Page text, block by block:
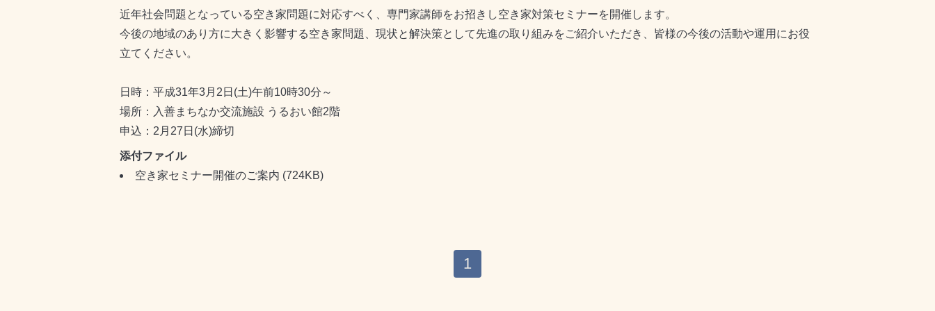
近年社会問題となっている空き家問題に対応すべく、専門家講師をお招きし空き家対策セミナーを開催します。
今後の地域のあり方に大きく影響する空き家問題、現状と解決策として先進の取り組みをご紹介いただき、皆様の今後の活動や運用にお役
立てください。
日時：平成31年3月2日(土)午前10時30分～
場所：入善まちなか交流施設 うるおい館2階
申込：2月27日(水)締切
添付ファイル
空き家セミナー開催のご案内 (724KB)
1